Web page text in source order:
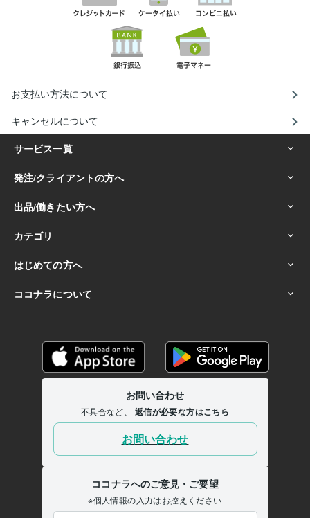
お支払い方法について
キャンセルについて